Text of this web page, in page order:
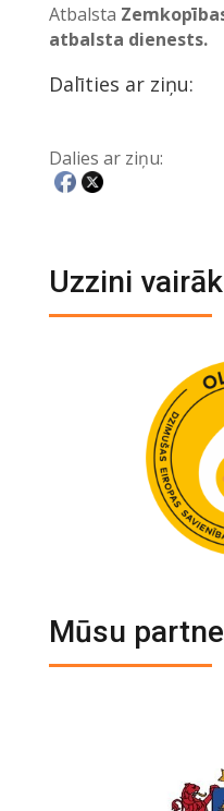
Atbalsta
atbalsta dienests.
Dalīties ar ziņu:
Dalies ar ziņu:
Uzzini vairāk
Mūsu